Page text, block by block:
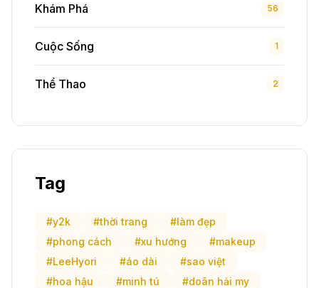
Khám Phá 56
Cuộc Sống 1
Thể Thao 2
Tag
#y2k #thời trang
#làm đẹp
#phong cách
#xu hướng
#makeup
#LeeHyori
#áo dài
#sao việt
#hoa hậu
#minh tú
#doãn hải my